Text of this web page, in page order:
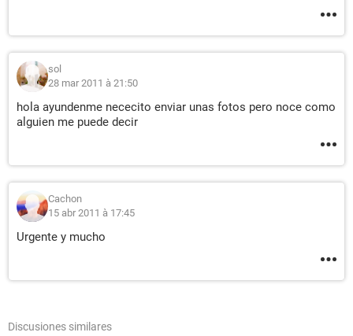
sol
28 mar 2011 à 21:50
hola ayundenme nececito enviar unas fotos pero noce como
alguien me puede decir
Cachon
15 abr 2011 à 17:45
Urgente y mucho
Discusiones similares